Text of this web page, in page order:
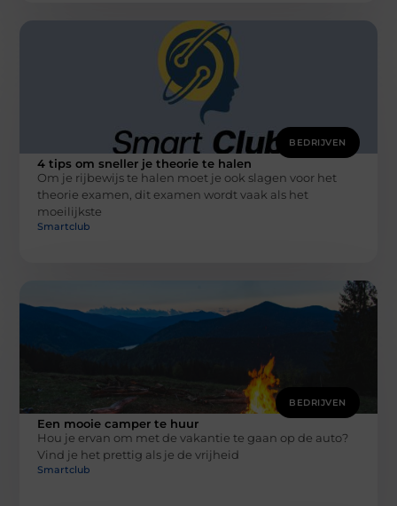
BEDRIJVEN
4 tips om sneller je theorie te halen
Om je rijbewijs te halen moet je ook slagen voor het
theorie examen, dit examen wordt vaak als het
moeilijkste
Smartclub
BEDRIJVEN
Een mooie camper te huur
Hou je ervan om met de vakantie te gaan op de auto?
Vind je het prettig als je de vrijheid
Smartclub